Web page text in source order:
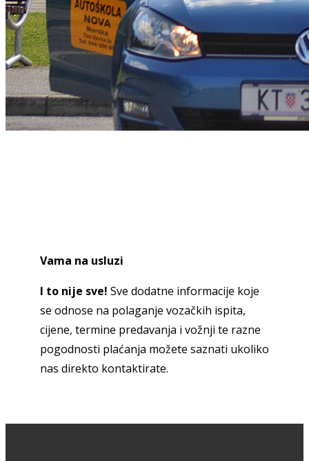
Vama na usluzi
I to nije sve! Sve dodatne informacije koje
se odnose na polaganje vozačkih ispita,
cijene, termine predavanja i vožnji te razne
pogodnosti plaćanja možete saznati ukoliko
nas direkto kontaktirate.